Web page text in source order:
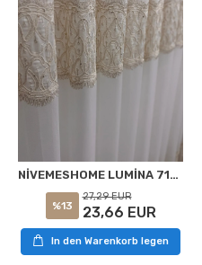
NİVEMESHOME LUMİNA 7194 V2 1/2,5 PİLELİ BAMBU TÜL PERDE
%13
27,29 EUR
23,66 EUR
In den Warenkorb legen